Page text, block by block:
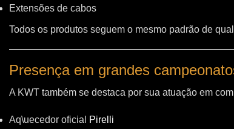
Extensões de cabos
Todos os produtos seguem o mesmo padrão de
Presença em grandes
A KWT também se destaca por sua atuação em
Aq\uecedor oficial
Pirelli